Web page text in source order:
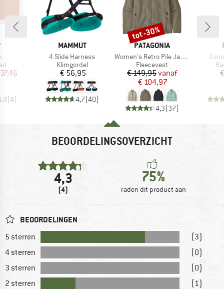
prijs
(4)
MERK
MAMMUT
Artikel
4 Slide Harness
Productgroep
Klimgordel
Prijs
€ 56,95
4,7(40)
MERK
PATAGONIA
Artikel
Women's Retro Pile Jacket
Productgroep
Fleecevest
Prijs
€ 149,95Verlaagde prijs
vanaf
€ 104,97
4,3(37)
Korting
tot -30%
BEOORDELINGSOVERZICHT
4,3
(4)
75%
raden dit product aan
BEOORDELINGEN
5 sterren
(3)
4 sterren
(0)
3 sterren
(0)
2 sterren
(1)